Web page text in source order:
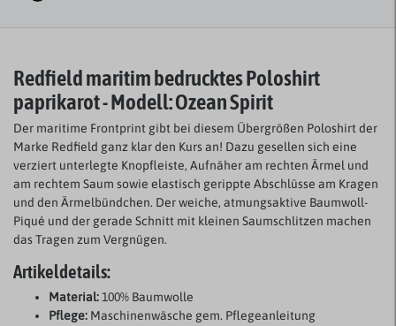
Redfield maritim bedrucktes Poloshirt
paprikarot - Modell:Ozean Spirit
Der maritime Frontprint gibt bei diesem Übergrößen Poloshirt der
Marke Redfield ganz klar den Kurs an! Dazu gesellen sich eine
verziert unterlegte Knopfleiste, Aufnäher am rechten Ärmel und
am rechtem Saum sowie elastisch gerippte Abschlüsse am Kragen
und den Ärmelbündchen. Der weiche, atmungsaktive Baumwoll-
Piqué und der gerade Schnitt mit kleinen Saumschlitzen machen
das Tragen zum Vergnügen.
Artikeldetails:
Material:100% Baumwolle
Pflege: Maschinenwäsche gem. Pflegeanleitung